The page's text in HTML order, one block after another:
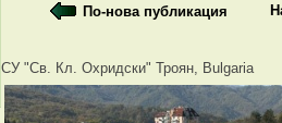
По-нова публикация
СУ "Св. Кл. Охридски" Троян, Bulgaria